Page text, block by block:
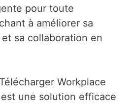
pour toute
à améliorer sa
sa collaboration en
Workplace
une solution efficace